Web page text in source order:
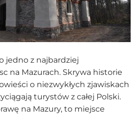
jedno z najbardziej
na Mazurach. Skrywa historie
o niezwykłych zjawiskach
turystów z całej Polski.
na Mazury, to miejsce